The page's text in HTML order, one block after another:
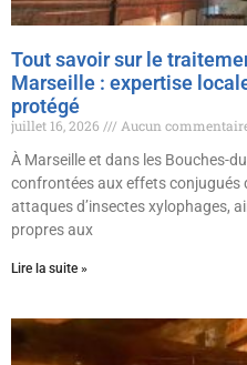
Tout savoir sur le
Marseille : expertise
protégé
juillet 16, 2026
Aucun
À Marseille et dans les Bouches-
confrontées aux effets conjugués
attaques d’insectes xylophages,
propres aux
Lire la suite »